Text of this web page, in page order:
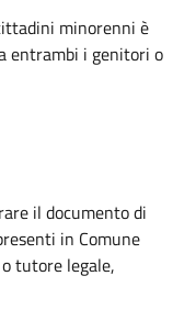
minorenni è
entrambi i genitori o
il documento di
in Comune
tutore legale,